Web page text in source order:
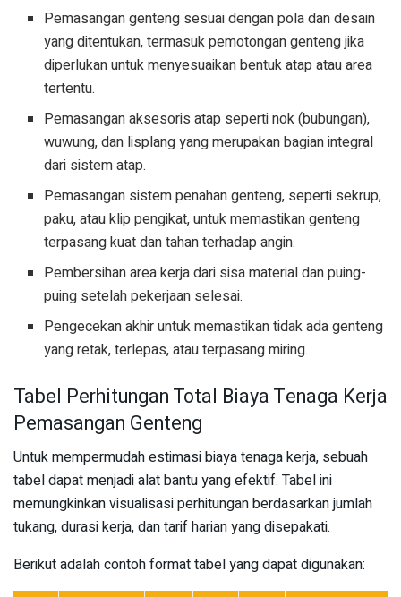
Pemasangan genteng sesuai dengan pola dan desain
yang ditentukan, termasuk pemotongan genteng jika
diperlukan untuk menyesuaikan bentuk atap atau area
tertentu.
Pemasangan aksesoris atap seperti nok (bubungan),
wuwung, dan lisplang yang merupakan bagian integral
dari sistem atap.
Pemasangan sistem penahan genteng, seperti sekrup,
paku, atau klip pengikat, untuk memastikan genteng
terpasang kuat dan tahan terhadap angin.
Pembersihan area kerja dari sisa material dan puing-
puing setelah pekerjaan selesai.
Pengecekan akhir untuk memastikan tidak ada genteng
yang retak, terlepas, atau terpasang miring.
Tabel Perhitungan Total Biaya Tenaga Kerja
Pemasangan Genteng
Untuk mempermudah estimasi biaya tenaga kerja, sebuah
tabel dapat menjadi alat bantu yang efektif. Tabel ini
memungkinkan visualisasi perhitungan berdasarkan jumlah
tukang, durasi kerja, dan tarif harian yang disepakati.
Berikut adalah contoh format tabel yang dapat digunakan: